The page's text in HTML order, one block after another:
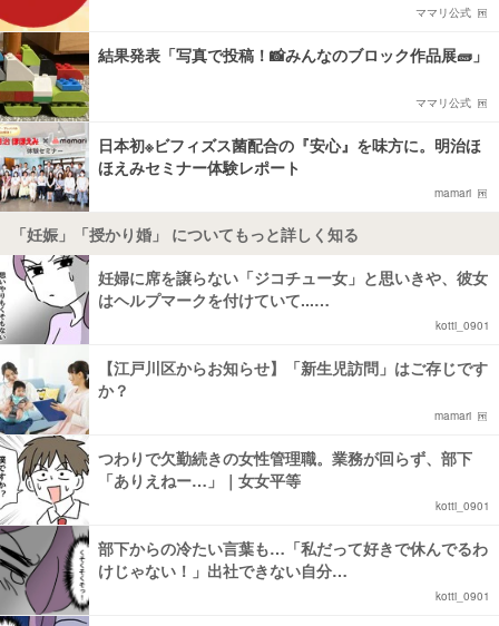
ママリ公式
結果発表「写真で投稿！📸みんなのブロック作品展🧱」
ママリ公式
日本初※ビフィズス菌配合の『安心』を味方に。明治ほ
ほえみセミナー体験レポート
mamari
「妊娠」「授かり婚」 についてもっと詳しく知る
妊婦に席を譲らない「ジコチュー女」と思いきや、彼女
はヘルプマークを付けていて...…
kotti_0901
【江戸川区からお知らせ】「新生児訪問」はご存じです
か？
mamari
つわりで欠勤続きの女性管理職。業務が回らず、部下
「ありえねー…」｜女女平等
kotti_0901
部下からの冷たい言葉も…「私だって好きで休んでるわ
けじゃない！」出社できない自分…
kotti_0901